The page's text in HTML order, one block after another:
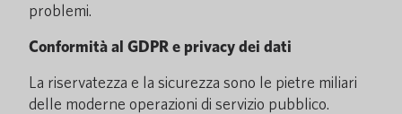
problemi.
Conformità al GDPR e privacy dei dati
La riservatezza e la sicurezza sono le pietre miliari
delle moderne operazioni di servizio pubblico.